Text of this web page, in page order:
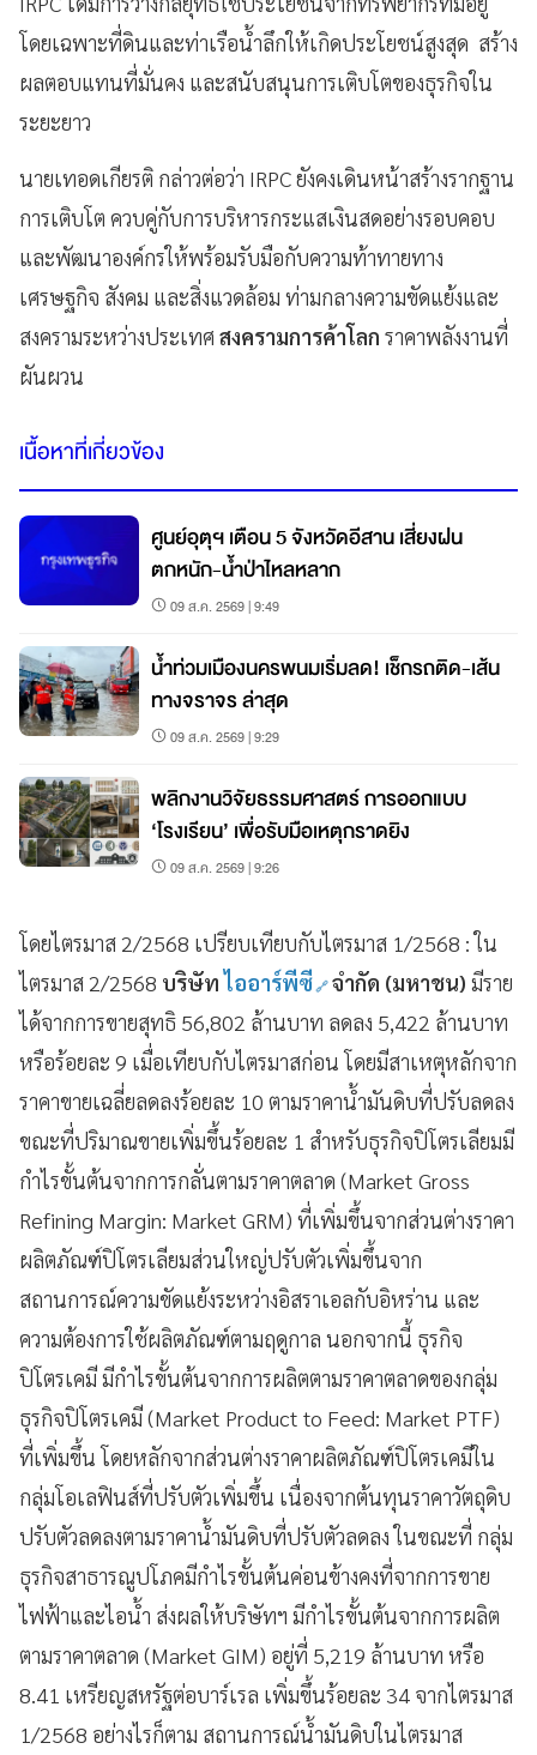
โดยเฉพาะที่ดินและท่าเรือน้ำลึกให้เกิดประโยชน์สูงสุด สร้าง
ผลตอบแทนที่มั่นคง และสนับสนุนการเติบโตของธุรกิจใน
ระยะยาว
นายเทอดเกียรติ กล่าวต่อว่า IRPC ยังคงเดินหน้าสร้างรากฐาน
การเติบโต ควบคู่กับการบริหารกระแสเงินสดอย่างรอบคอบ
และพัฒนาองค์กรให้พร้อมรับมือกับความท้าทายทาง
เศรษฐกิจ สังคม และสิ่งแวดล้อม ท่ามกลางความขัดแย้งและ
สงครามระหว่างประเทศ สงครามการค้าโลก ราคาพลังงานที่
ผันผวน
เนื้อหาที่เกี่ยวข้อง
ศูนย์อุตุฯ เตือน 5 จังหวัดอีสาน เสี่ยงฝน
ตกหนัก-น้ำป่าไหลหลาก
09 ส.ค. 2569 | 9:49
น้ำท่วมเมืองนครพนมเริ่มลด! เช็กรถติด-เส้น
ทางจราจร ล่าสุด
09 ส.ค. 2569 | 9:29
พลิกงานวิจัยธรรมศาสตร์ การออกแบบ
‘โรงเรียน’ เพื่อรับมือเหตุกราดยิง
09 ส.ค. 2569 | 9:26
โดยไตรมาส 2/2568 เปรียบเทียบกับไตรมาส 1/2568 : ใน
ไตรมาส 2/2568 บริษัทไออาร์พีซี จำกัด (มหาชน) มีราย
ได้จากการขายสุทธิ 56,802 ล้านบาท ลดลง 5,422 ล้านบาท
หรือร้อยละ 9 เมื่อเทียบกับไตรมาสก่อน โดยมีสาเหตุหลักจาก
ราคาขายเฉลี่ยลดลงร้อยละ 10 ตามราคาน้ำมันดิบที่ปรับลดลง
ขณะที่ปริมาณขายเพิ่มขึ้นร้อยละ 1 สำหรับธุรกิจปิโตรเลียมมี
กำไรขั้นต้นจากการกลั่นตามราคาตลาด (Market Gross
Refining Margin: Market GRM) ที่เพิ่มขึ้นจากส่วนต่างราคา
ผลิตภัณฑ์ปิโตรเลียมส่วนใหญ่ปรับตัวเพิ่มขึ้นจาก
สถานการณ์ความขัดแย้งระหว่างอิสราเอลกับอิหร่าน และ
ความต้องการใช้ผลิตภัณฑ์ตามฤดูกาล นอกจากนี้ ธุรกิจ
ปิโตรเคมี มีกำไรขั้นต้นจากการผลิตตามราคาตลาดของกลุ่ม
ธุรกิจปิโตรเคมี (Market Product to Feed: Market PTF)
ที่เพิ่มขึ้น โดยหลักจากส่วนต่างราคาผลิตภัณฑ์ปิโตรเคมีใน
กลุ่มโอเลฟินส์ที่ปรับตัวเพิ่มขึ้น เนื่องจากต้นทุนราคาวัตถุดิบ
ปรับตัวลดลงตามราคาน้ำมันดิบที่ปรับตัวลดลง ในขณะที่ กลุ่ม
ธุรกิจสาธารณูปโภคมีกำไรขั้นต้นค่อนข้างคงที่จากการขาย
ไฟฟ้าและไอน้ำ ส่งผลให้บริษัทฯ มีกำไรขั้นต้นจากการผลิต
ตามราคาตลาด (Market GIM) อยู่ที่ 5,219 ล้านบาท หรือ
8.41 เหรียญสหรัฐต่อบาร์เรล เพิ่มขึ้นร้อยละ 34 จากไตรมาส
1/2568 อย่างไรก็ตาม สถานการณ์น้ำมันดิบในไตรมาส